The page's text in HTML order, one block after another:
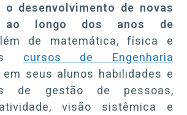
o desenvolvimento de novas
ao longo dos anos de
de matemática, física e
cursos de Engenharia
em seus alunos habilidades e
de gestão de pessoas,
visão sistêmica e